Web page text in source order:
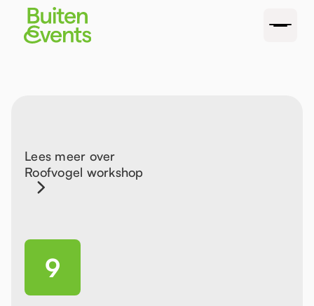
Lees meer over
Roofvogel workshop
9